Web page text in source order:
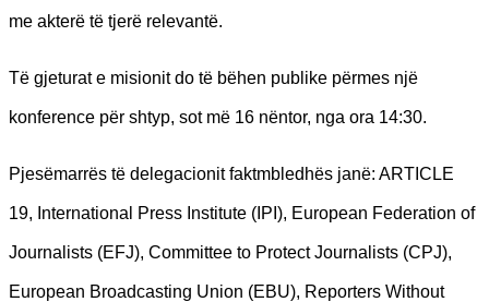
me akterë të tjerë relevantë.
Të gjeturat e misionit do të bëhen publike përmes një
konference për shtyp, sot më 16 nëntor, nga ora 14:30.
Pjesëmarrës të delegacionit faktmbledhës janë: ARTICLE
19, International Press Institute (IPI), European Federation of
Journalists (EFJ), Committee to Protect Journalists (CPJ),
European Broadcasting Union (EBU), Reporters Without